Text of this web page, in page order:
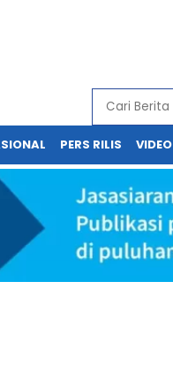
PERS RILIS VIDEO